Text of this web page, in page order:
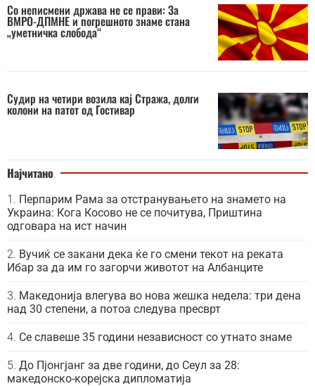
Со неписмени држава не се прави: За
ВМРО-ДПМНЕ и погрешното знаме стана
„уметничка слобода“
Судир на четири возила кај Стража, долги
колони на патот од Гостивар
Најчитано
Перпарим Рама за отстранувањето на знамето на
Украина: Кога Косово не се почитува, Приштина
одговара на ист начин
Вучиќ се закани дека ќе го смени текот на реката
Ибар за да им го загорчи животот на Албанците
Македонија влегува во нова жешка недела: три дена
над 30 степени, а потоа следува пресврт
Се славеше 35 години независност со утнато знаме
До Пјонгјанг за две години, до Сеул за 28:
македонско-корејска дипломатија